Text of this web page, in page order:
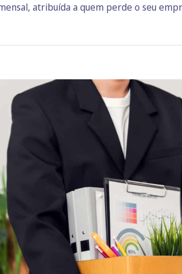
atribuída a quem perde o seu